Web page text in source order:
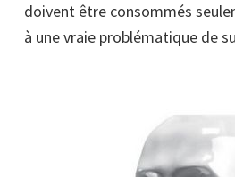
doivent être consommés
à une vraie problématique de